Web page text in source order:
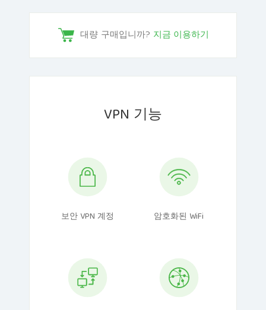
대량 구매입니까? 지금 이용하기
VPN 기능
보안 VPN 계정 암호화된 WiFi